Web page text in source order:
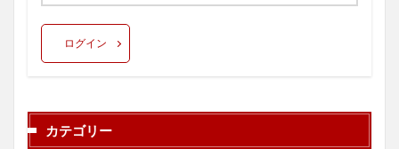
ログイン
カテゴリー